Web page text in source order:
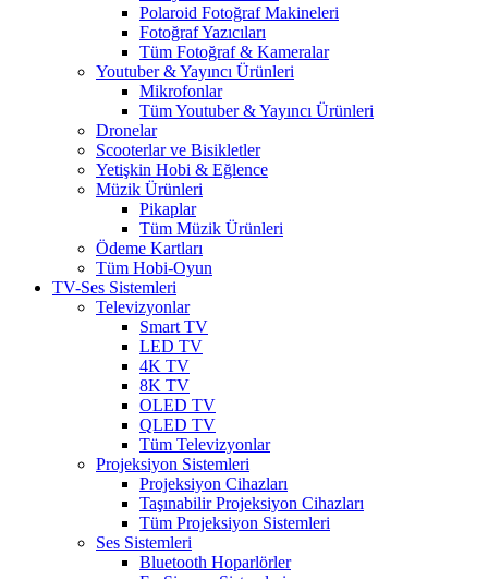
Polaroid Fotoğraf Makineleri
Fotoğraf Yazıcıları
Tüm Fotoğraf & Kameralar
Youtuber & Yayıncı Ürünleri
Mikrofonlar
Tüm Youtuber & Yayıncı Ürünleri
Dronelar
Scooterlar ve Bisikletler
Yetişkin Hobi & Eğlence
Müzik Ürünleri
Pikaplar
Tüm Müzik Ürünleri
Ödeme Kartları
Tüm Hobi-Oyun
TV-Ses Sistemleri
Televizyonlar
Smart TV
LED TV
4K TV
8K TV
OLED TV
QLED TV
Tüm Televizyonlar
Projeksiyon Sistemleri
Projeksiyon Cihazları
Taşınabilir Projeksiyon Cihazları
Tüm Projeksiyon Sistemleri
Ses Sistemleri
Bluetooth Hoparlörler